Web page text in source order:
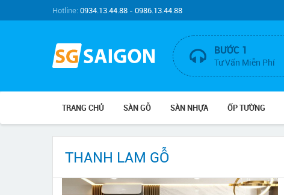
Hotline:0934.13.44.88 - 0986.13.44.88
BƯỚC 1
Tư Vấn Miễn Phí
TRANG CHỦ SÀN GỖ SÀN NHỰA ỐP TƯỜNG
THANH LAM GỖ